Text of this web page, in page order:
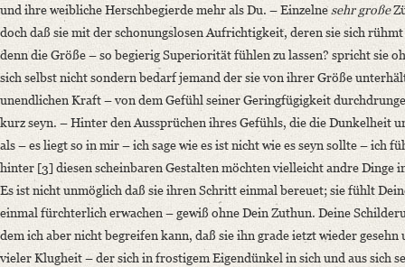
und ihre weibliche Herschbegierde mehr als Du. – Einzelnesehr große
doch daß sie mit der schonungslosen Aufrichtigkeit, deren sie sich
denn die Größe – so begierig Superiorität fühlen zu lassen? spricht sie
sich selbst nicht sondern bedarf jemand der sie von ihrer Größe
unendlichen Kraft – von dem Gefühl seiner Geringfügigkeit
kurz seyn. – Hinter den Aussprüchen ihres Gefühls, die die Dunkelheit
als – es liegt so in mir – ich sage wie es ist nicht wie es seyn sollte – ich
hinter [3] diesen scheinbaren Gestalten möchten vielleicht andre Dinge
Es ist nicht unmöglich daß sie ihren Schritt einmal bereuet; sie fühlt
einmal fürchterlich erwachen – gewiß ohne Dein Zuthun. Deine
dem ich aber nicht begreifen kann, daß sie ihn grade ietzt wieder
vieler Klugheit – der sich in frostigem Eigendünkel in sich und aus sich